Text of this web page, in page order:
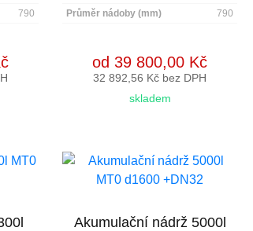
790
Průměr nádoby (mm)
790
od 39 800,00 Kč
32 892,56 Kč bez DPH
skladem
Akumulační nádrž 5000l